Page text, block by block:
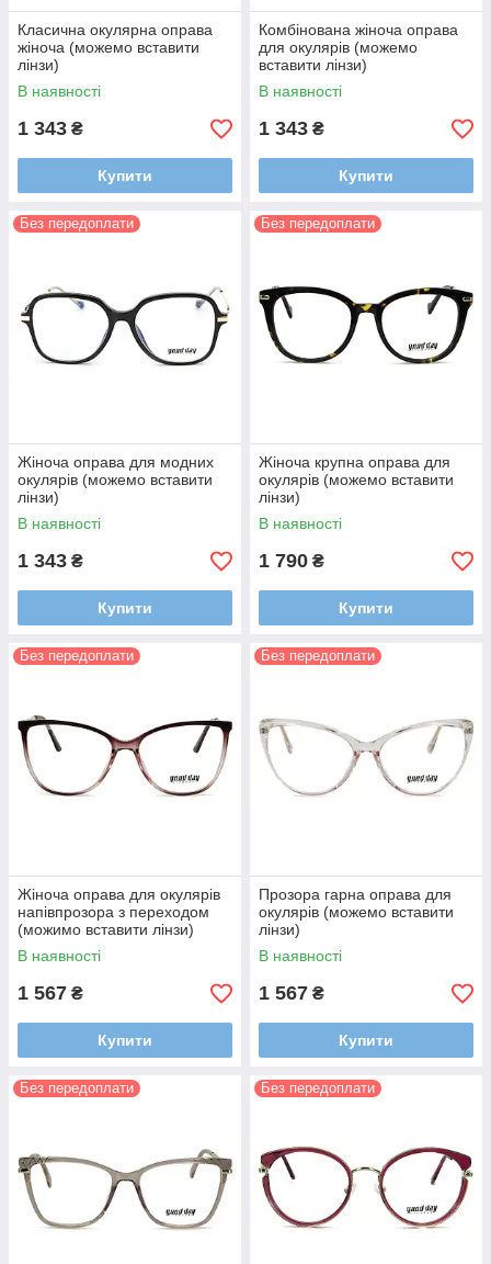
Класична окулярна оправа
жіноча (можемо вставити
лінзи)
В наявності
1 343 ₴
Купити
Комбінована жіноча оправа
для окулярів (можемо
вставити лінзи)
В наявності
1 343 ₴
Купити
Без передоплати
Жіноча оправа для модних
окулярів (можемо вставити
лінзи)
В наявності
1 343 ₴
Купити
Без передоплати
Жіноча крупна оправа для
окулярів (можемо вставити
лінзи)
В наявності
1 790 ₴
Купити
Без передоплати
Жіноча оправа для окулярів
напівпрозора з переходом
(можимо вставити лінзи)
В наявності
1 567 ₴
Купити
Без передоплати
Прозора гарна оправа для
окулярів (можемо вставити
лінзи)
В наявності
1 567 ₴
Купити
Без передоплати Без передоплати